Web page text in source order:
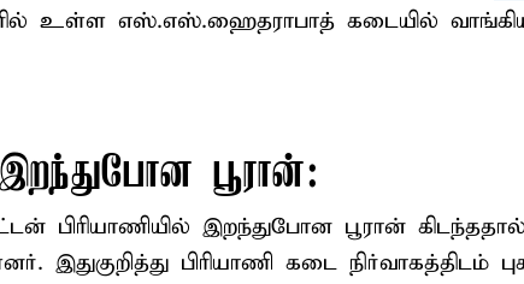
உள்ள எஸ்.எஸ்.ஹைதராபாத் கடையில்
இறந்துபோன பூரான்:
பிரியாணியில் இறந்துபோன பூரான் கிடந்ததால்
இதுகுறித்து பிரியாணி கடை நிர்வாகத்திடம்